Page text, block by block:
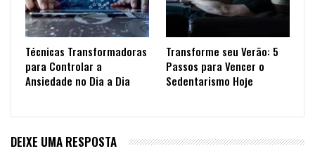
Técnicas Transformadoras
para Controlar a
Ansiedade no Dia a Dia
Transforme seu Verão: 5
Passos para Vencer o
Sedentarismo Hoje
DEIXE UMA RESPOSTA